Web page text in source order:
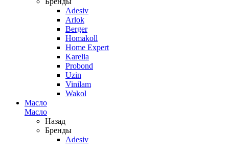
Adesiv
Arlok
Berger
Homakoll
Home Expert
Karelia
Probond
Uzin
Vinilam
Wakol
Масло
Масло
Назад
Бренды
Adesiv